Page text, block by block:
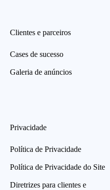
Clientes e parceiros
Cases de sucesso
Galeria de anúncios
Privacidade
Política de Privacidade
Política de Privacidade do Site
Diretrizes para clientes e